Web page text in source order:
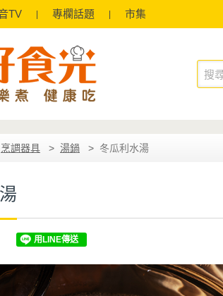
TV 專欄話題 市集
烹調器具 湯鍋 冬瓜利水湯